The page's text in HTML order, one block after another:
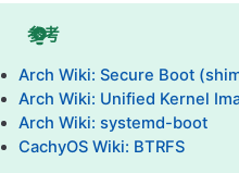
参考
Arch Wiki: Secure Boot
Arch Wiki: Unified Kernel
Arch Wiki: systemd-boot
CachyOS Wiki: BTRFS